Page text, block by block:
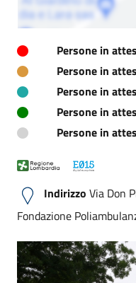
Persone in
Persone in
Persone in
Persone in
Persone in
Indirizzo Via Don
Fondazione